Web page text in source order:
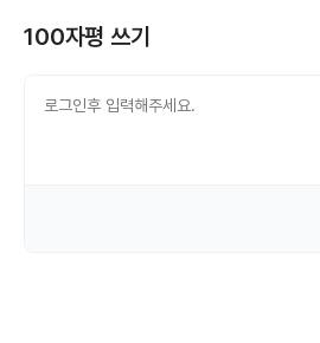
100자평 쓰기